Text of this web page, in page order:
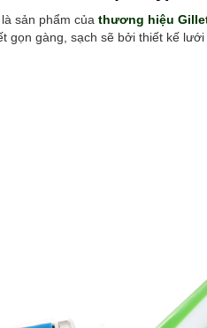
là sản phẩm của thương hiệu
gàng, sạch sẽ bởi thiết kế